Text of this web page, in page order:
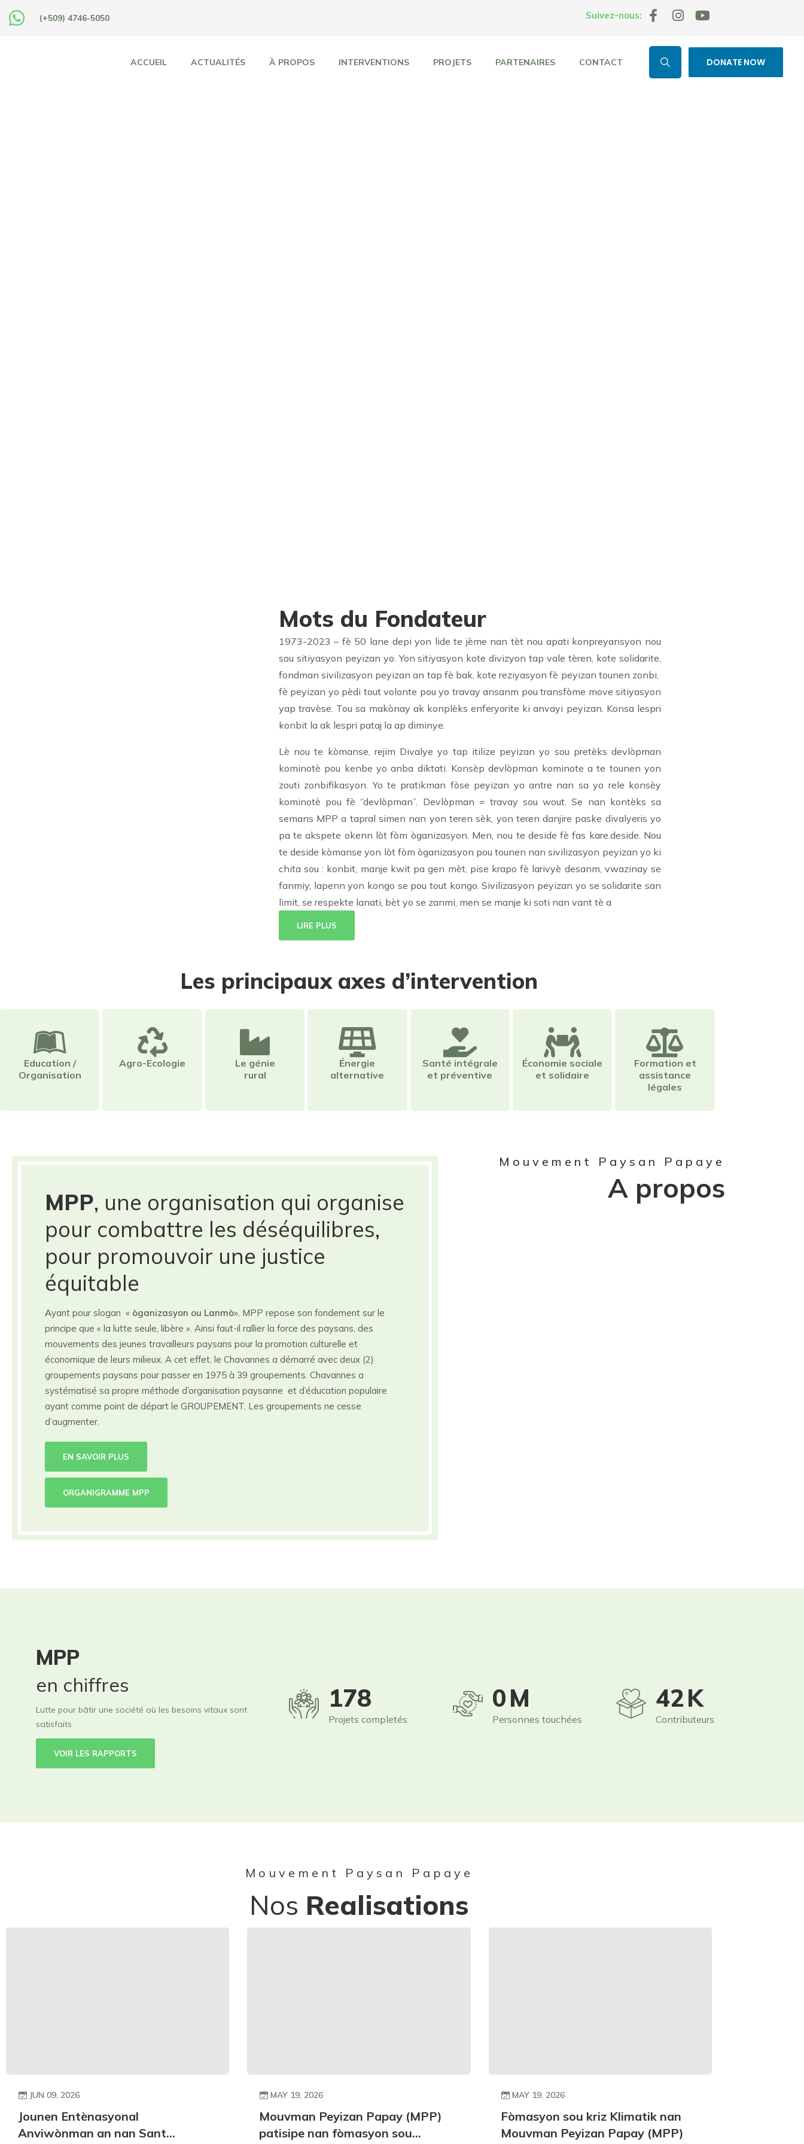
(+509) 4746-5050 Suivez-nous:
ACCUEIL ACTUALITÉS À PROPOS INTERVENTIONS PROJETS PARTENAIRES CONTACT DONATE NOW
Mots du Fondateur
1973-2023 – fè 50 lane depi yon lide te jème nan tèt nou apati konpreyansyon nou
sou sitiyasyon peyizan yo. Yon sitiyasyon kote divizyon tap vale tèren, kote solidarite,
fondman sivilizasyon peyizan an tap fè bak, kote reziyasyon fè peyizan tounen zonbi,
fè peyizan yo pèdi tout volonte pou yo travay ansanm pou transfòme move sitiyasyon
yap travèse. Tou sa makònay ak konplèks enferyorite ki anvayi peyizan. Konsa lespri
konbit la ak lespri pataj la ap diminye.
Lè nou te kòmanse, rejim Divalye yo tap itilize peyizan yo sou pretèks devlòpman
kominotè pou kenbe yo anba diktati. Konsèp devlòpman kominote a te tounen yon
zouti zonbifikasyon. Yo te pratikman fòse peyizan yo antre nan sa yo rele konsèy
kominotè pou fè ‘’devlòpman’’. Devlòpman = travay sou wout. Se nan kontèks sa
semans MPP a tapral simen nan yon teren sèk, yon teren danjire paske divalyeris yo
pa te akspete okenn lòt fòm òganizasyon. Men, nou te deside fè fas kare.deside. Nou
te deside kòmanse yon lòt fòm òganizasyon pou tounen nan sivilizasyon peyizan yo ki
chita sou : konbit, manje kwit pa gen mèt, pise krapo fè larivyè desanm, vwazinay se
fanmiy, lapenn yon kongo se pou tout kongo. Sivilizasyon peyizan yo se solidarite san
limit, se respekte lanati, bèt yo se zanmi, men se manje ki soti nan vant tè a
LIRE PLUS
Les principaux axes d’intervention
Education /
Organisation
Agro-Ecologie
Le génie
rural
Énergie
alternative
Santé intégrale
et préventive
Économie sociale
et solidaire
Formation et
assistance
légales
MPP, une organisation qui organise
pour combattre les déséquilibres,
pour promouvoir une justice
équitable
Ayant pour slogan « òganizasyon ou Lanmò», MPP repose son fondement sur le
principe que « la lutte seule, libère ». Ainsi faut-il rallier la force des paysans, des
mouvements des jeunes travailleurs paysans pour la promotion culturelle et
économique de leurs milieux. A cet effet, le Chavannes a démarré avec deux (2)
groupements paysans pour passer en 1975 à 39 groupements. Chavannes a
systématisé sa propre méthode d’organisation paysanne et d’éducation populaire
ayant comme point de départ le GROUPEMENT. Les groupements ne cesse
d’augmenter.
EN SAVOIR PLUS
ORGANIGRAMME MPP
Mouvement Paysan Papaye
A propos
MPP
en chiffres
Lutte pour bâtir une société où les besoins vitaux sont
satisfaits
VOIR LES RAPPORTS
249
Projets completés
1M
Personnes touchées
59K
Contributeurs
Mouvement Paysan Papaye
Nos Realisations
JUN 09, 2026
Jounen Entènasyonal
Anviwònman an nan Sant
MAY 19, 2026
Mouvman Peyizan Papay (MPP)
patisipe nan fòmasyon sou
MAY 19, 2026
Fòmasyon sou kriz Klimatik nan
Mouvman Peyizan Papay (MPP)